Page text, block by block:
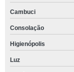
Cambuci
Consolação
Higienópolis
Luz